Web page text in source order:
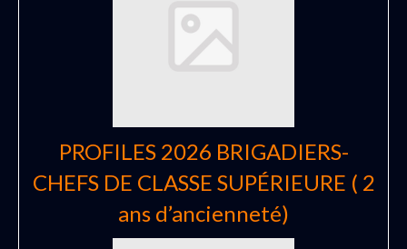
PROFILES 2026 BRIGADIERS-
CHEFS DE CLASSE SUPÉRIEURE ( 2
ans d’ancienneté)